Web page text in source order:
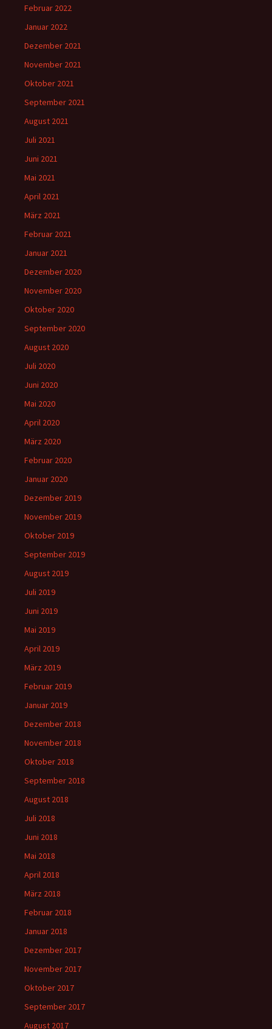
Februar 2022
Januar 2022
Dezember 2021
November 2021
Oktober 2021
September 2021
August 2021
Juli 2021
Juni 2021
Mai 2021
April 2021
März 2021
Februar 2021
Januar 2021
Dezember 2020
November 2020
Oktober 2020
September 2020
August 2020
Juli 2020
Juni 2020
Mai 2020
April 2020
März 2020
Februar 2020
Januar 2020
Dezember 2019
November 2019
Oktober 2019
September 2019
August 2019
Juli 2019
Juni 2019
Mai 2019
April 2019
März 2019
Februar 2019
Januar 2019
Dezember 2018
November 2018
Oktober 2018
September 2018
August 2018
Juli 2018
Juni 2018
Mai 2018
April 2018
März 2018
Februar 2018
Januar 2018
Dezember 2017
November 2017
Oktober 2017
September 2017
August 2017